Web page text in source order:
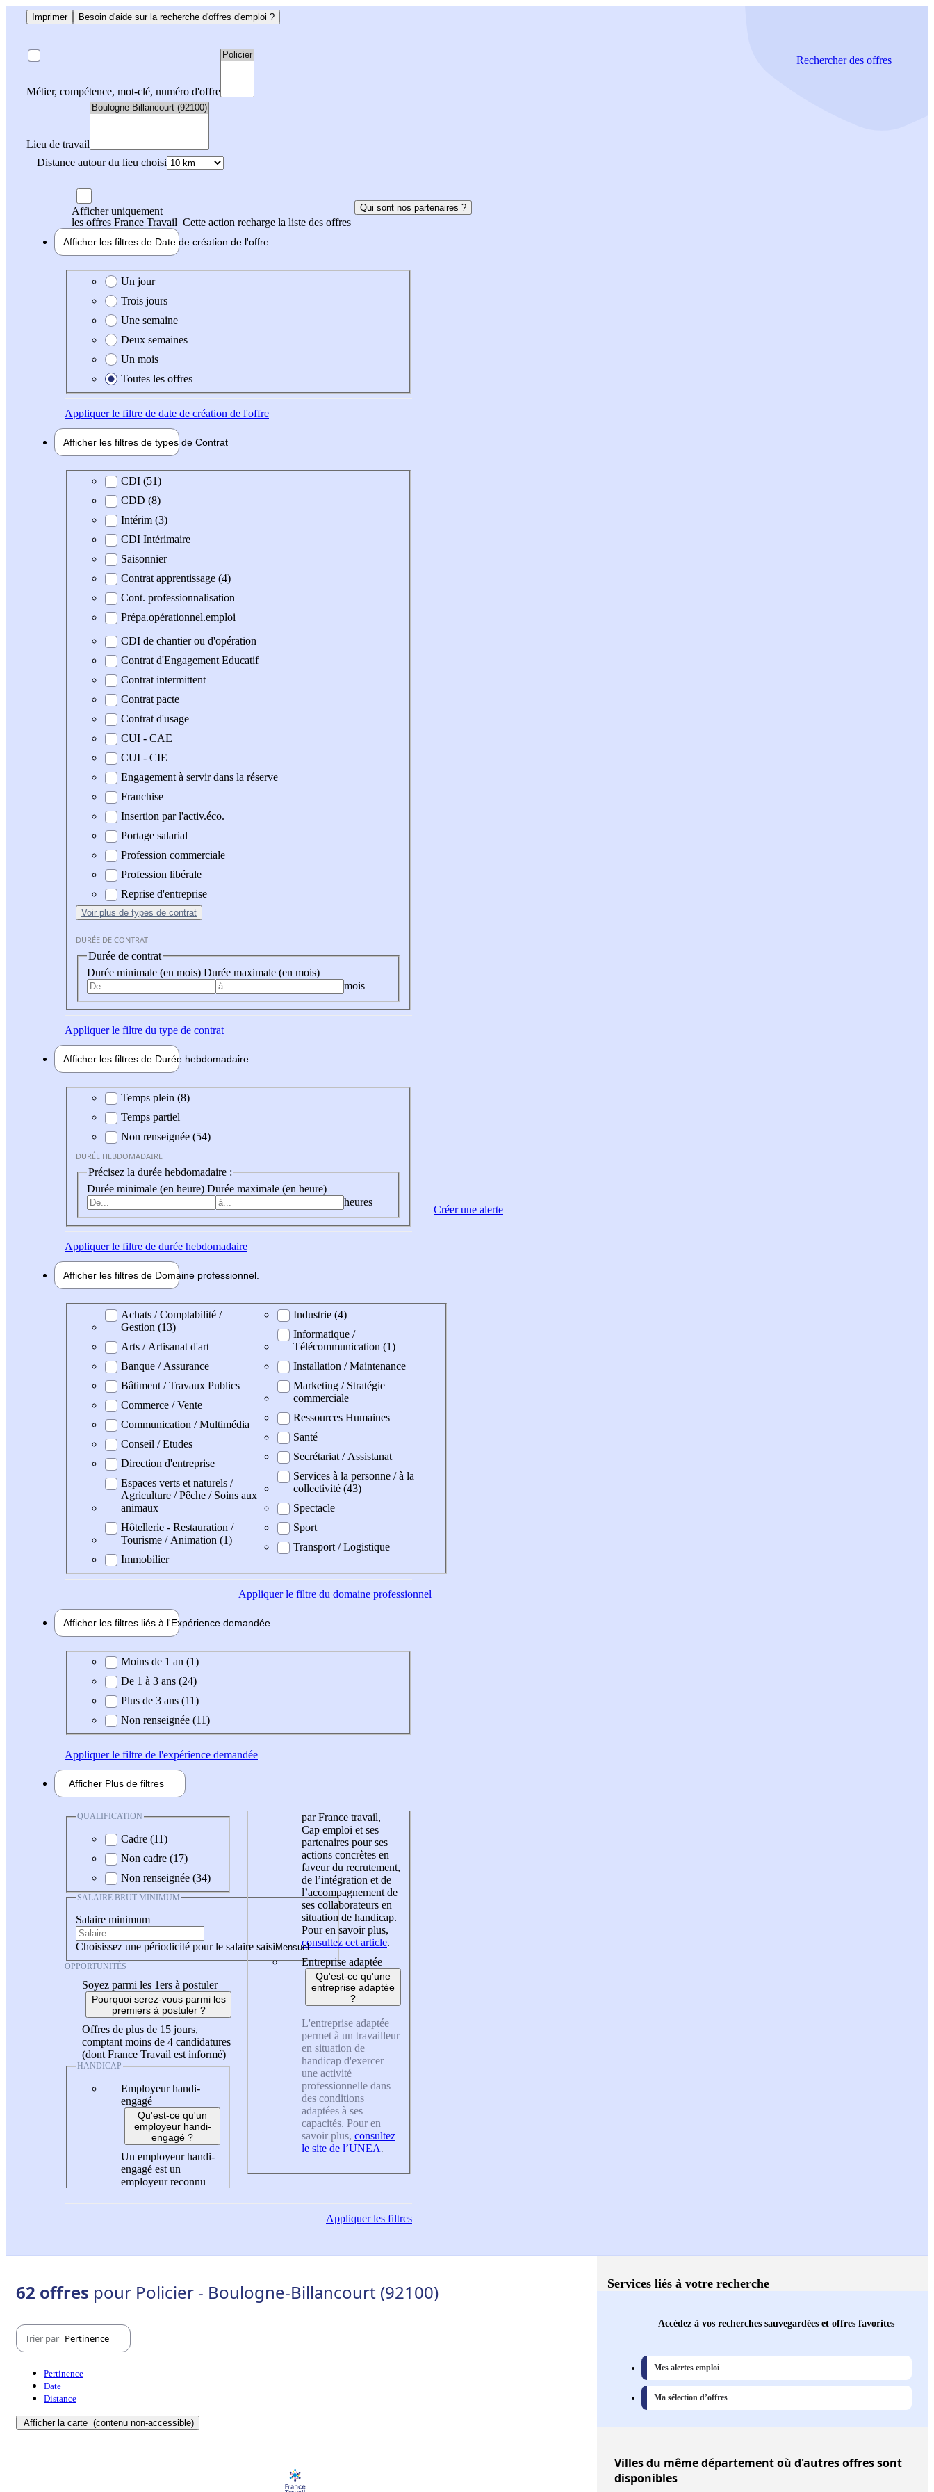
Imprimer Besoin d'aide sur la recherche d'offres d'emploi ?
Métier, compétence, mot-clé, numéro d'offre
Lieu de travail
Distance autour du lieu choisi
Rechercherdes offres
Afficher uniquement
les offres France Travail Cette action recharge la liste des offres
Qui sont nos partenaires ?
Afficher les filtres de Date de création de l'offre
Date de création de l'offre
Un jour
Trois jours
Une semaine
Deux semaines
Un mois
Toutes les offres
Appliquerle filtre de date de création de l'offre
Afficher les filtres de types de Contrat
Type de contratCDI (51)
CDD (8)
Intérim (3)
CDI Intérimaire
Saisonnier
Contrat apprentissage (4)
Cont. professionnalisation
Prépa.opérationnel.emploi
CDI de chantier ou d'opération
Contrat d'Engagement Educatif
Contrat intermittent
Contrat pacte
Contrat d'usage
CUI - CAE
CUI - CIE
Engagement à servir dans la réserve
Franchise
Insertion par l'activ.éco.
Portage salarial
Profession commerciale
Profession libérale
Reprise d'entreprise
Voir plus de types de contrat
DURÉE DE CONTRAT
Durée de contrat
Durée minimale (en mois) Durée maximale (en mois)
mois
Appliquerle filtre du type de contrat
Afficher les filtres de Durée hebdomadaire
Durée hebdomadaire
Temps plein (8)
Temps partiel
Non renseignée (54)
DURÉE HEBDOMADAIRE
Précisez la durée hebdomadaire :
Durée minimale (en heure) Durée maximale (en heure)
heures
Appliquerle filtre de durée hebdomadaire
Afficher les filtres de Domaine professionnel
Domaine professionel
Achats / Comptabilité /
Gestion (13)
Arts / Artisanat d'art
Banque / Assurance
Bâtiment / Travaux Publics
Commerce / Vente
Communication / Multimédia
Conseil / Etudes
Direction d'entreprise
Espaces verts et naturels /
Agriculture / Pêche / Soins aux
animaux
Hôtellerie - Restauration /
Tourisme / Animation (1)
Immobilier
Industrie (4)
Informatique /
Télécommunication (1)
Installation / Maintenance
Marketing / Stratégie
commerciale
Ressources Humaines
Santé
Secrétariat / Assistanat
Services à la personne / à la
collectivité (43)
Spectacle
Sport
Transport / Logistique
Appliquerle filtre du domaine professionnel
Afficher les filtres liés à l'Expérience demandée
Expérience demandée
Moins de 1 an (1)
De 1 à 3 ans (24)
Plus de 3 ans (11)
Non renseignée (11)
Appliquerle filtre de l'expérience demandée
Afficher Plus de filtres
QUALIFICATION
Cadre (11)
Non cadre (17)
Non renseignée (34)
SALAIRE BRUT MINIMUM
Salaire minimum
Choisissez une périodicité pour le salaire saisi
OPPORTUNITÉS
Soyez parmi les 1ers à postuler
Pourquoi serez-vous parmi les
premiers à postuler ?
Offres de plus de 15 jours,
comptant moins de 4 candidatures
(dont France Travail est informé)
HANDICAP
Employeur handi-
engagé
Qu'est-ce qu'un
employeur handi-
engagé ?
Un employeur handi-
engagé est un
employeur reconnu
par France travail,
Cap emploi et ses
partenaires pour ses
actions concrètes en
faveur du recrutement,
de l’intégration et de
l’accompagnement de
ses collaborateurs en
situation de handicap.
Pour en savoir plus,
consultez cet article.
Entreprise adaptée
Qu'est-ce qu'une
entreprise adaptée
?
L'entreprise adaptée
permet à un travailleur
en situation de
handicap d'exercer
une activité
professionnelle dans
des conditions
adaptées à ses
capacités. Pour en
savoir plus, consultez
le site de l’UNEA.
Appliquerles filtres
Créer une alerte
62 offres pour Policier - Boulogne-Billancourt (92100)
Trier par Pertinence
Pertinence
Date
Distance
Afficher la carte (contenu non-accessible)
Services liés à votre recherche
Accédez à vos recherches sauvegardées et offres favorites
Mes alertes emploi
Ma sélection d’offres
Villesdu même département où d'autres offres sont
disponibles